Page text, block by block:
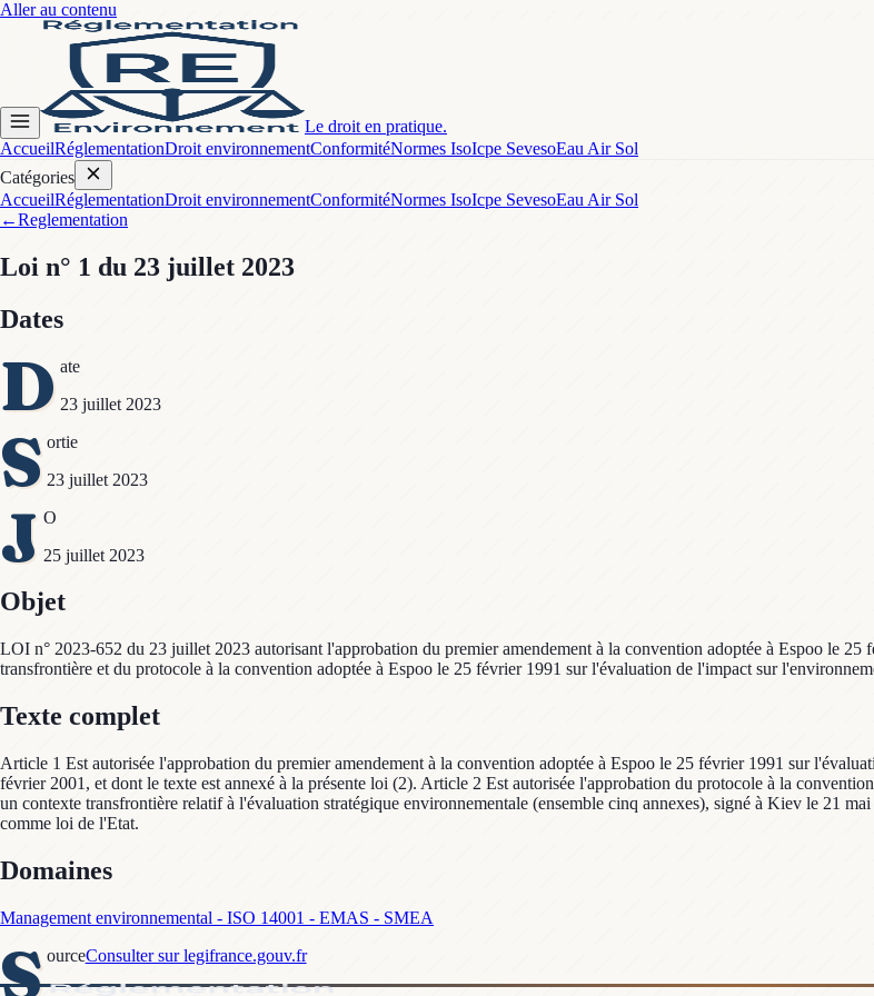
Aller au contenu
Le droit en pratique.
AccueilRéglementationDroit environnementConformitéNormes IsoIcpe SevesoEau Air Sol
Catégories
AccueilRéglementationDroit environnementConformitéNormes IsoIcpe SevesoEau Air Sol
←Reglementation
Loi n° 1 du 23 juillet 2023
Dates
D ate
23 juillet 2023
S ortie
23 juillet 2023
J O
25 juillet 2023
Objet
LOI n° 2023-652 du 23 juillet 2023 autorisant l'approbation du premier amendement à la convention adoptée à Espoo le
transfrontière et du protocole à la convention adoptée à Espoo le 25 février 1991 sur l'évaluation de l'impact sur
Texte complet
Article 1 Est autorisée l'approbation du premier amendement à la convention adoptée à Espoo le 25 février 1991 sur
février 2001, et dont le texte est annexé à la présente loi (2). Article 2 Est autorisée l'approbation du protocole à la
un contexte transfrontière relatif à l'évaluation stratégique environnementale (ensemble cinq annexes), signé à Kiev le 21
comme loi de l'Etat.
Domaines
Management environnemental - ISO 14001 - EMAS - SMEA
S ourceConsulter sur legifrance.gouv.fr